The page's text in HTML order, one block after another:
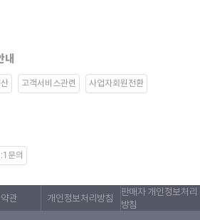
내
고객서비스관련 사업자회원전환
문의
관 개인정보처리방침
판매자 개인정보처리
방침